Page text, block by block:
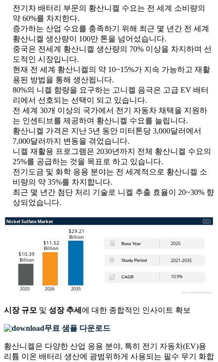
전기차 배터리 부문의 황산니켈 수요는 전 세계 소비량의
약 60%를 차지한다.
증가하는 산업 수요를 충족하기 위해 최근 몇 년간 전 세계
황산니켈 생산량이 100만 톤을 넘어섰습니다.
중국은 전세계 황산니켈 생산량의 70% 이상을 차지하며 선
도적인 시장입니다.
현재 전 세계 황산니켈의 약 10~15%가 지속 가능하고 재활
용된 방법을 통해 생산됩니다.
80%의 니켈 함량을 요구하는 고니켈 음극은 고급 EV 배터
리에서 선호되는 선택이 되고 있습니다.
전 세계 30개 이상의 국가에서 전기 자동차 채택을 지원하
는 인센티브를 제공하여 황산니켈 수요를 늘립니다.
황산니켈 가격은 지난 5년 동안 미터톤당 3,000달러에서
7,000달러까지 변동을 겪었습니다.
니켈 재활용 프로그램은 2030년까지 전체 황산니켈 수요의
25%를 공급하는 것을 목표로 하고 있습니다.
전기도금 및 화학 응용 분야는 전 세계적으로 황산니켈 소
비량의 약 35%를 차지합니다.
최근 몇 년간 첨단 처리 기술로 니켈 추출 효율이 20~30% 향
상되었습니다.
시장 규모 및 성장 추세 에 대한 종합적인 인사이트 확보
무료 샘플 다운로드
황산니켈은 다양한 산업 응용 분야, 특히 전기 자동차(EV)용
리튬 이온 배터리 생산에 광범위하게 사용되는 필수 무기 화합